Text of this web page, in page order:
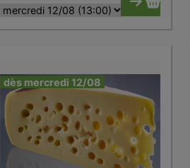
dès mercredi 12/08